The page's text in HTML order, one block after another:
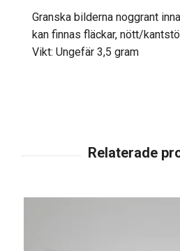
Granska bilderna noggrant
kan finnas fläckar, nött/
Vikt: Ungefär 3,5 gram